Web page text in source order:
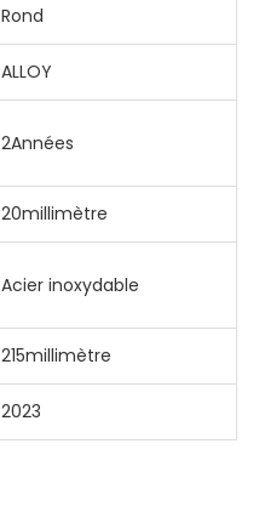
Rond
ALLOY
2Années
20millimètre
Acier inoxydable
215millimètre
2023